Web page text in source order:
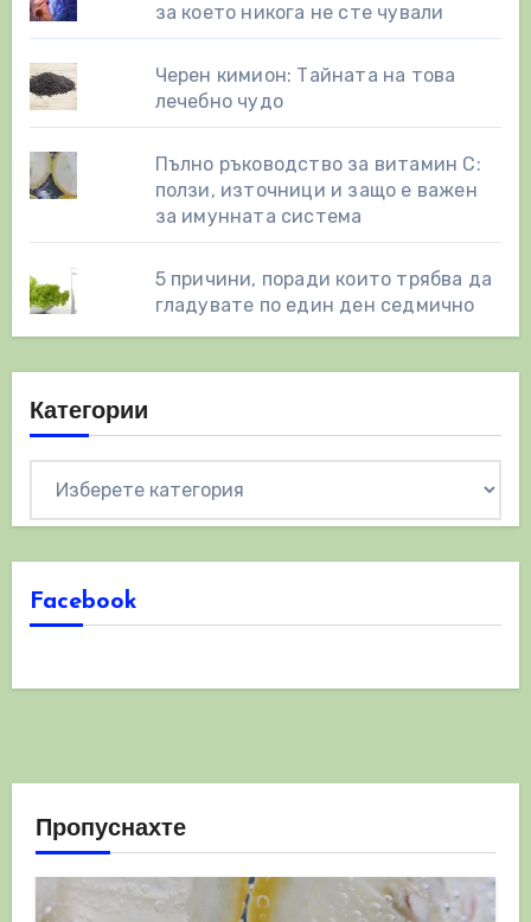
за което никога не сте чували
Черен кимион: Тайната на това
лечебно чудо
Пълно ръководство за витамин С:
ползи, източници и защо е важен
за имунната система
5 причини, поради които трябва да
гладувате по един ден седмично
Категории
Facebook
Пропуснахте